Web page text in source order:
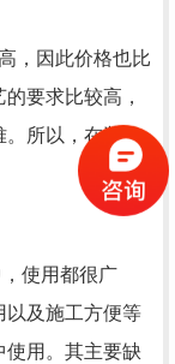
，因此价格也比
要求比较高，
。所以，在装修
使用都很广
以及施工方便等
使用。其主要缺